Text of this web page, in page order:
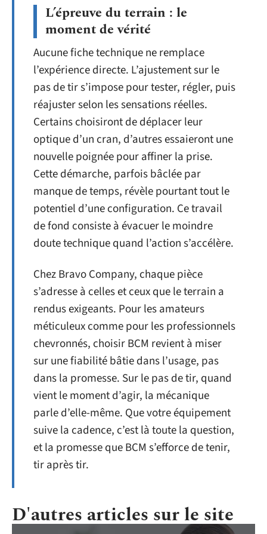
L’épreuve du terrain : le
moment de vérité
Aucune fiche technique ne remplace
l’expérience directe. L’ajustement sur le
pas de tir s’impose pour tester, régler, puis
réajuster selon les sensations réelles.
Certains choisiront de déplacer leur
optique d’un cran, d’autres essaieront une
nouvelle poignée pour affiner la prise.
Cette démarche, parfois bâclée par
manque de temps, révèle pourtant tout le
potentiel d’une configuration. Ce travail
de fond consiste à évacuer le moindre
doute technique quand l’action s’accélère.
Chez Bravo Company, chaque pièce
s’adresse à celles et ceux que le terrain a
rendus exigeants. Pour les amateurs
méticuleux comme pour les professionnels
chevronnés, choisir BCM revient à miser
sur une fiabilité bâtie dans l’usage, pas
dans la promesse. Sur le pas de tir, quand
vient le moment d’agir, la mécanique
parle d’elle-même. Que votre équipement
suive la cadence, c’est là toute la question,
et la promesse que BCM s’efforce de tenir,
tir après tir.
D'autres articles sur le site